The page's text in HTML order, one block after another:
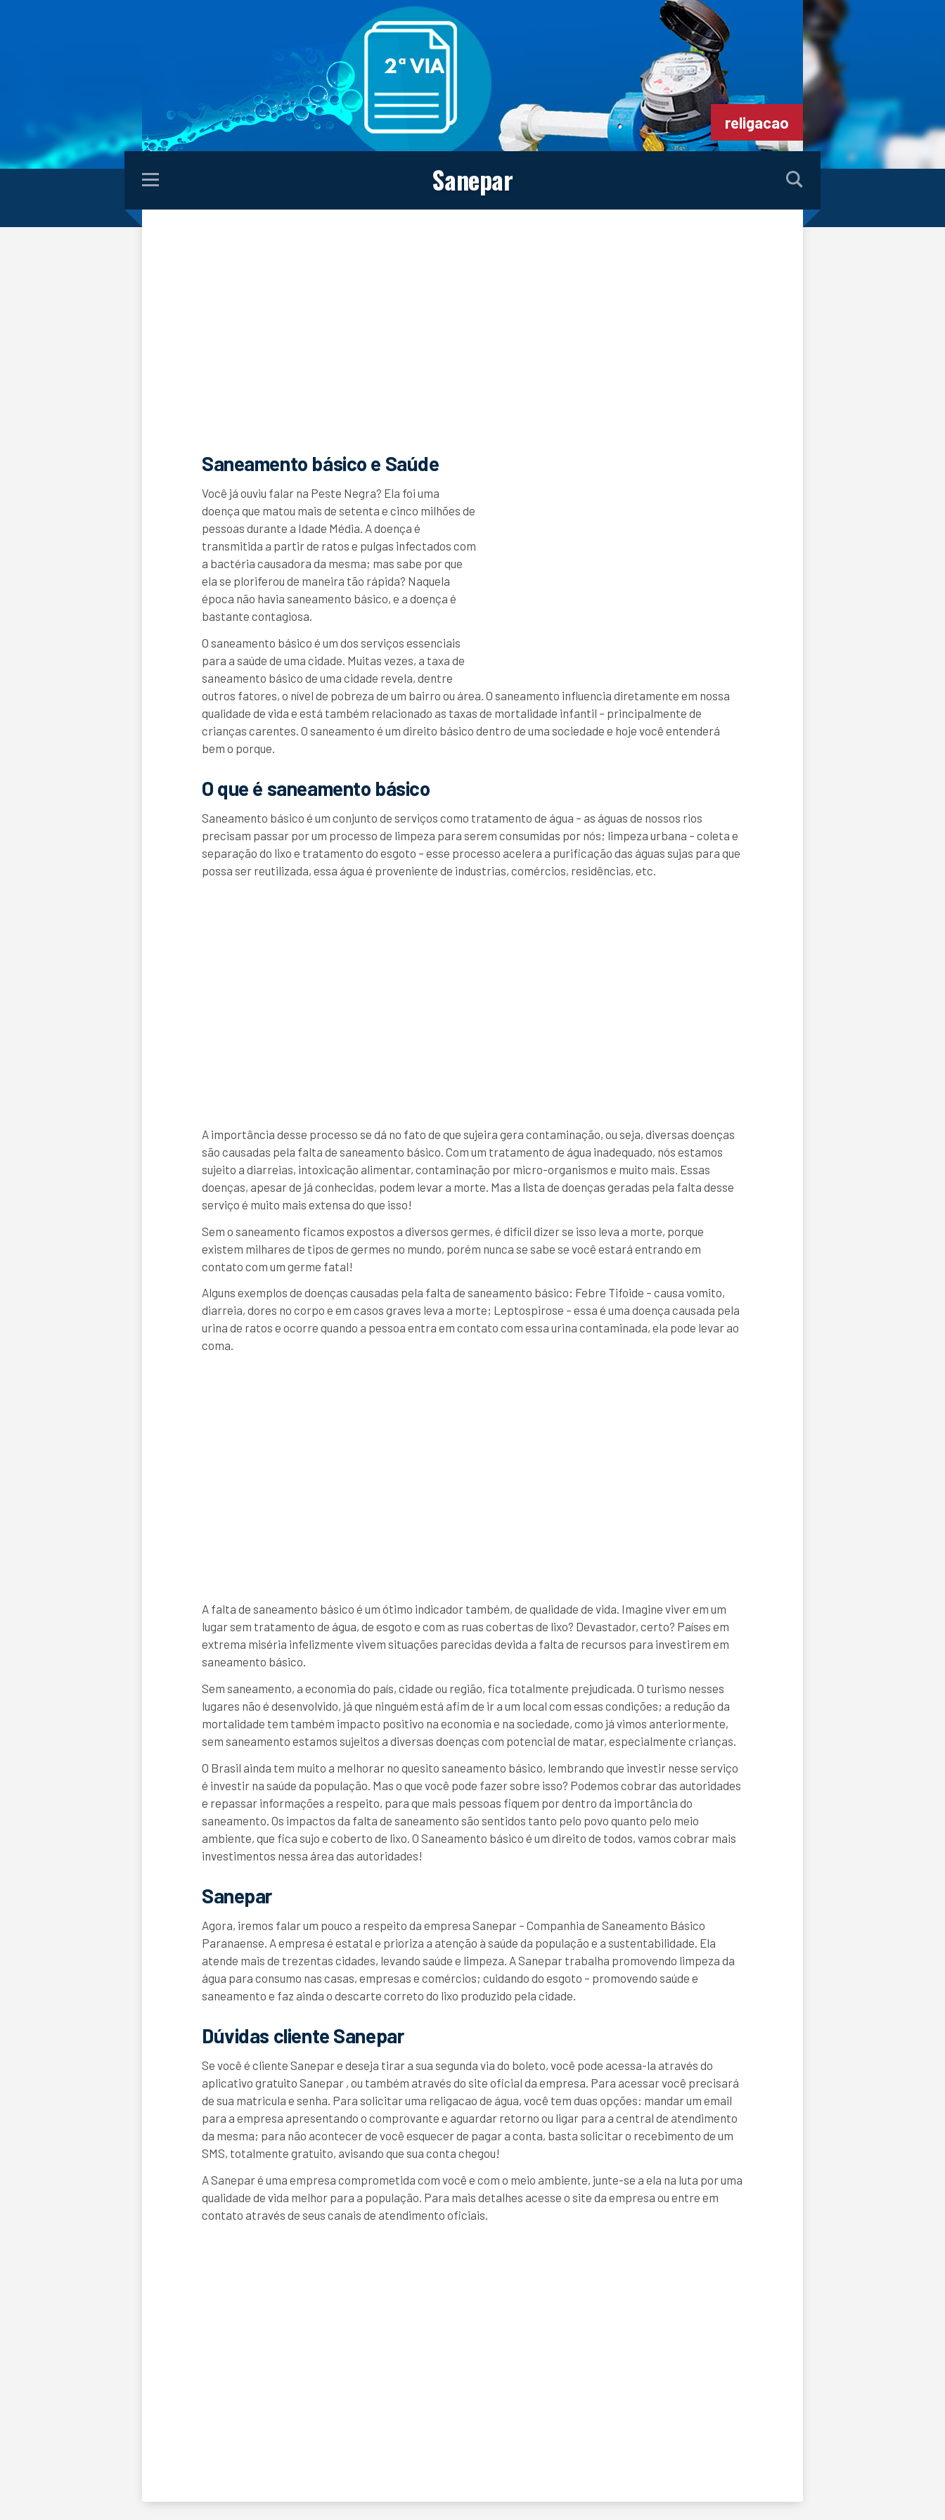
religacao
Sanepar
Saneamento básico e Saúde
Você já ouviu falar na Peste Negra? Ela foi uma
doença que matou mais de setenta e cinco milhões de
pessoas durante a Idade Média. A doença é
transmitida a partir de ratos e pulgas infectados com
a bactéria causadora da mesma; mas sabe por que
ela se ploriferou de maneira tão rápida? Naquela
época não havia saneamento básico, e a doença é
bastante contagiosa.
O saneamento básico é um dos serviços essenciais
para a saúde de uma cidade. Muitas vezes, a taxa de
saneamento básico de uma cidade revela, dentre
outros fatores, o nível de pobreza de um bairro ou área. O saneamento influencia diretamente em nossa
qualidade de vida e está também relacionado as taxas de mortalidade infantil – principalmente de
crianças carentes. O saneamento é um direito básico dentro de uma sociedade e hoje você entenderá
bem o porque.
O que é saneamento básico
Saneamento básico é um conjunto de serviços como tratamento de água – as águas de nossos rios
precisam passar por um processo de limpeza para serem consumidas por nós; limpeza urbana – coleta e
separação do lixo e tratamento do esgoto – esse processo acelera a purificação das águas sujas para que
possa ser reutilizada, essa água é proveniente de industrias, comércios, residências, etc.
A importância desse processo se dá no fato de que sujeira gera contaminação, ou seja, diversas doenças
são causadas pela falta de saneamento básico. Com um tratamento de água inadequado, nós estamos
sujeito a diarreias, intoxicação alimentar, contaminação por micro-organismos e muito mais. Essas
doenças, apesar de já conhecidas, podem levar a morte. Mas a lista de doenças geradas pela falta desse
serviço é muito mais extensa do que isso!
Sem o saneamento ficamos expostos a diversos germes, é difícil dizer se isso leva a morte, porque
existem milhares de tipos de germes no mundo, porém nunca se sabe se você estará entrando em
contato com um germe fatal!
Alguns exemplos de doenças causadas pela falta de saneamento básico: Febre Tifoide – causa vomito,
diarreia, dores no corpo e em casos graves leva a morte; Leptospirose – essa é uma doença causada pela
urina de ratos e ocorre quando a pessoa entra em contato com essa urina contaminada, ela pode levar ao
coma.
A falta de saneamento básico é um ótimo indicador também, de qualidade de vida. Imagine viver em um
lugar sem tratamento de água, de esgoto e com as ruas cobertas de lixo? Devastador, certo? Países em
extrema miséria infelizmente vivem situações parecidas devida a falta de recursos para investirem em
saneamento básico.
Sem saneamento, a economia do país, cidade ou região, fica totalmente prejudicada. O turismo nesses
lugares não é desenvolvido, já que ninguém está afim de ir a um local com essas condições; a redução da
mortalidade tem também impacto positivo na economia e na sociedade, como já vimos anteriormente,
sem saneamento estamos sujeitos a diversas doenças com potencial de matar, especialmente crianças.
O Brasil ainda tem muito a melhorar no quesito saneamento básico, lembrando que investir nesse serviço
é investir na saúde da população. Mas o que você pode fazer sobre isso? Podemos cobrar das autoridades
e repassar informações a respeito, para que mais pessoas fiquem por dentro da importância do
saneamento. Os impactos da falta de saneamento são sentidos tanto pelo povo quanto pelo meio
ambiente, que fica sujo e coberto de lixo. O Saneamento básico é um direito de todos, vamos cobrar mais
investimentos nessa área das autoridades!
Sanepar
Agora, iremos falar um pouco a respeito da empresa Sanepar – Companhia de Saneamento Básico
Paranaense. A empresa é estatal e prioriza a atenção à saúde da população e a sustentabilidade. Ela
atende mais de trezentas cidades, levando saúde e limpeza. A Sanepar trabalha promovendo limpeza da
água para consumo nas casas, empresas e comércios; cuidando do esgoto – promovendo saúde e
saneamento e faz ainda o descarte correto do lixo produzido pela cidade.
Dúvidas cliente Sanepar
Se você é cliente Sanepar e deseja tirar a sua segunda via do boleto, você pode acessa-la através do
aplicativo gratuito Sanepar , ou também através do site oficial da empresa. Para acessar você precisará
de sua matricula e senha. Para solicitar uma religacao de água, você tem duas opções: mandar um email
para a empresa apresentando o comprovante e aguardar retorno ou ligar para a central de atendimento
da mesma; para não acontecer de você esquecer de pagar a conta, basta solicitar o recebimento de um
SMS, totalmente gratuito, avisando que sua conta chegou!
A Sanepar é uma empresa comprometida com você e com o meio ambiente, junte-se a ela na luta por uma
qualidade de vida melhor para a população. Para mais detalhes acesse o site da empresa ou entre em
contato através de seus canais de atendimento oficiais.